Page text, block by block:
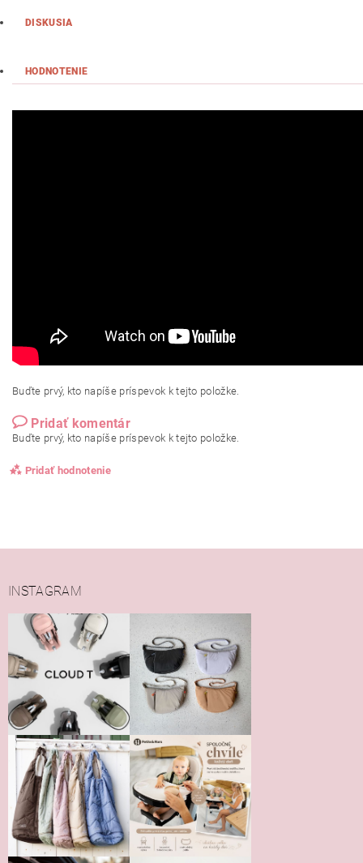
DISKUSIA
HODNOTENIE
Buďte prvý, kto napíše príspevok k tejto položke.
Pridať komentár
Buďte prvý, kto napíše príspevok k tejto položke.
Pridať hodnotenie
Vložením hodnotenie súhlasíte s
podmienkami ochrany
osobných údajov
INSTAGRAM